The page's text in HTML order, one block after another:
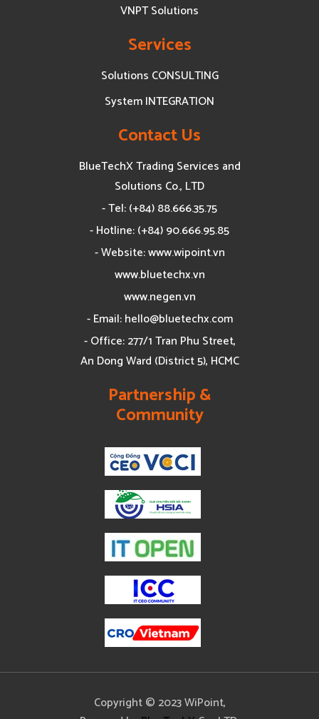
VNPT Solutions
Services
Solutions CONSULTING
System INTEGRATION
Contact Us
BlueTechX Trading Services and
Solutions Co., LTD
- Tel: (+84) 88.666.35.75
- Hotline: (+84) 90.666.95.85
- Website: www.wipoint.vn
www.bluetechx.vn
www.negen.vn
- Email:hello@bluetechx.com
- Office: 277/1 Tran Phu Street,
An Dong Ward (District 5), HCMC
Partnership &
Community
Copyright © 2023 WiPoint,